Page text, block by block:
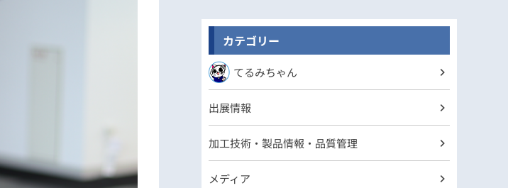
カテゴリー
てるみちゃん
出展情報
加工技術・製品情報・品質管理
メディア